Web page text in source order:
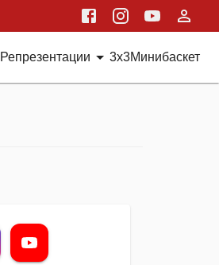
Репрезентации 3x3Минибаскет